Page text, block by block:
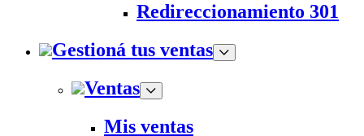
Redireccionamiento 301
Gestioná tus ventas
Ventas
Mis ventas